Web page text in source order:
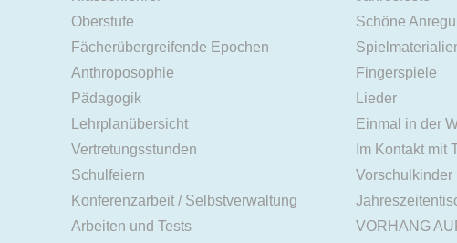
Oberstufe
Fächerübergreifende Epochen
Anthroposophie
Pädagogik
Lehrplanübersicht
Vertretungsstunden
Schulfeiern
Konferenzarbeit / Selbstverwaltung
Arbeiten und Tests
Schöne
Fingerspiele
Lieder
Einmal in der
Im Kontakt mit
Vorschulkinder
VORHANG